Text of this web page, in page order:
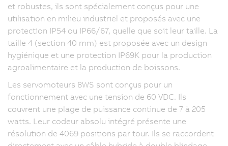
et robustes, ils sont spécialement conçus pour une
utilisation en milieu industriel et proposés avec une
protection IP54 ou IP66/67, quelle que soit leur taille. La
taille 4 (section 40 mm) est proposée avec un design
hygiénique et une protection IP69K pour la production
agroalimentaire et la production de boissons.
Les servomoteurs 8WS sont conçus pour un
fonctionnement avec une tension de 60 VDC. Ils
couvrent une plage de puissance continue de 7 à 205
watts. Leur codeur absolu intégré présente une
résolution de 4069 positions par tour. Ils se raccordent